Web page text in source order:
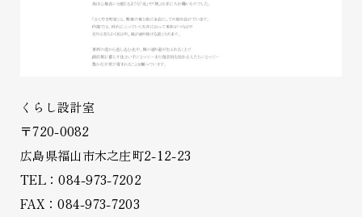
くらし設計室
〒720-0082
広島県福山市木之庄町2-12-23
TEL：084-973-7202
FAX：084-973-7203